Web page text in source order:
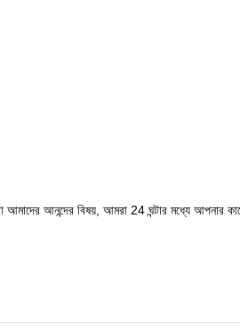
আনন্দের বিষয়, আমরা 24 ঘন্টার মধ্যে আপনার